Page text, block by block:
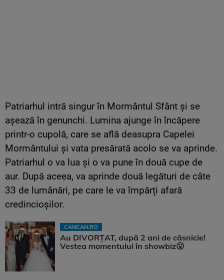
Patriarhul intră singur în Mormântul Sfânt și se
așează în genunchi. Lumina ajunge în încăpere
printr-o cupolă, care se află deasupra Capelei
Mormântului și vata presărată acolo se va aprinde.
Patriarhul o va lua și o va pune în două cupe de
aur. După aceea, va aprinde două legături de câte
33 de lumânări, pe care le va împărți afară
credincioșilor.
CANCAN.RO
Au DIVORȚAT, după 2 ani de căsnicie!
Vestea momentului în showbiz😮